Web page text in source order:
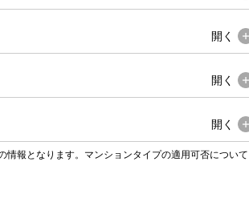
開く
開く
開く
報となります。マンションタイプの適用可否について